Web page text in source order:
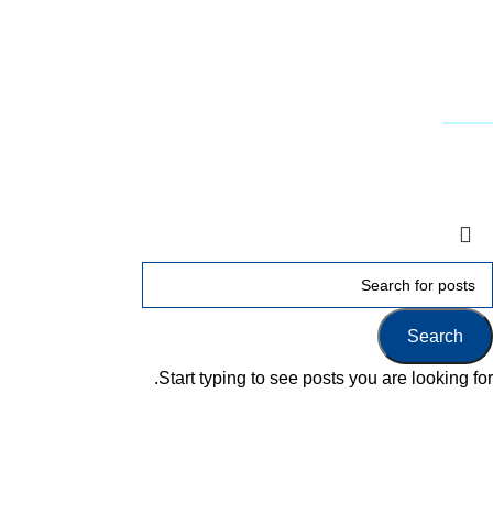
Search
Start typing to see posts you are looking for.